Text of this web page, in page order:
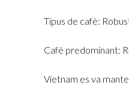
Tipus de cafè:
Cafè predominant:
Vietnam es va